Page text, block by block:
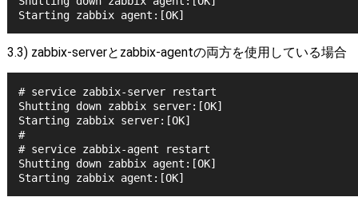
Starting zabbix agent:[OK]
3.3) zabbix-serverとzabbix-agentの両方を使用している場合
# service zabbix-server restart
Shutting down zabbix server:[OK]
Starting zabbix server:[OK]
#
# service zabbix-agent restart
Shutting down zabbix agent:[OK]
Starting zabbix agent:[OK]